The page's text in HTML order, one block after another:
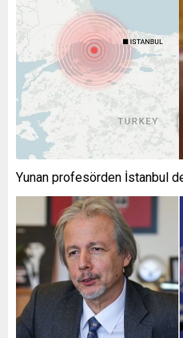
Yunan profesörden İstanbul